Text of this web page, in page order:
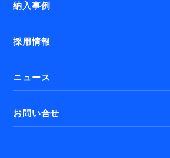
納入事例
採用情報
ニュース
お問い合せ